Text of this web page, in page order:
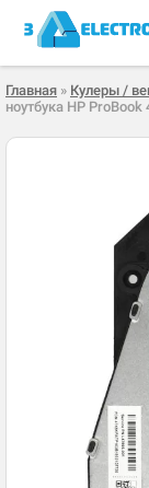
Главная » Кулеры /
ноутбука HP ProBook